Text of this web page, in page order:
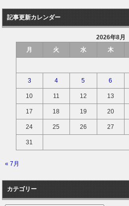
記事更新カレンダー
2026年8月
月
火 水 木
3 4 5 6
10 11 12 13
17 18 19 20
24 25 26 27
31
« 7月
カテゴリー